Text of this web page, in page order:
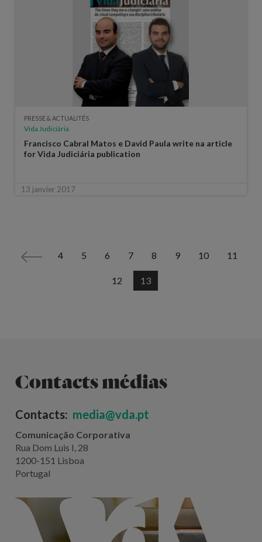
PRESSE & ACTUALITÉS
Vida Judiciária
Francisco Cabral Matos e David Paula write na article
for Vida Judiciária publication
13 janvier 2017
< 4 5 6 7 8 9 10 11
12 13
Contacts médias
Contacts: media@vda.pt
Comunicação Corporativa
Rua Dom Luis I, 28
1200-151 Lisboa
Portugal